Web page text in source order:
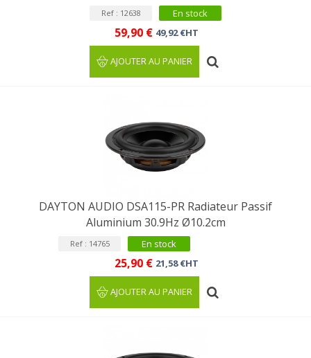
Ref : 12638 En stock
59,90 € 49,92 €HT
AJOUTER AU PANIER
DAYTON AUDIO DSA115-PR Radiateur Passif
Aluminium 30.9Hz Ø10.2cm
Ref : 14765 En stock
25,90 € 21,58 €HT
AJOUTER AU PANIER